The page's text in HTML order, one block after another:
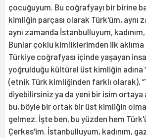
çocuğuyum. Bu coğrafyayı bir birine
kimliğin parçası olarak Türk'üm, aynı
aynı zamanda İstanbulluyum,
Bunlar çoklu kimliklerimden ilk aklıma
Türkiye coğrafyası içinde yaşayan
yoğrulduğu kültürel üst kimliğin adına
(etnik Türk kimliğinden farklı olarak),
diyebilirsiniz ya da yeni bir isim
bu, böyle bir ortak bir üst kimliğin
gelmez. İşte ben, bu yüzden hem
Çerkes'im. İstanbulluyum, kadınım,